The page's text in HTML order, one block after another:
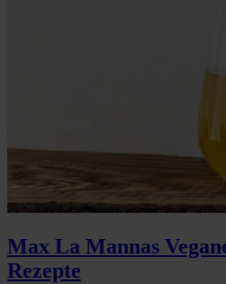
Max La Mannas
Rezepte